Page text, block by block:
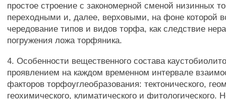
простое строение с закономерной сменой низинных
переходными и, далее, верховыми, на фоне которой
чередование типов и видов торфа, как следствие
погружения ложа торфяника.
4. Особенности вещественного состава
проявлением на каждом временном интервале
факторов торфоуглеобразования: тектонического,
геохимического, климатического и фитологического.